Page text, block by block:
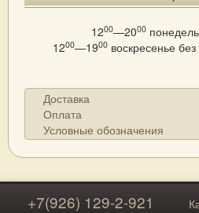
1200—2000
1200—1900 воскресенье
Доставка
Оплата
Условные обозначения
+7(926) 129-2-921